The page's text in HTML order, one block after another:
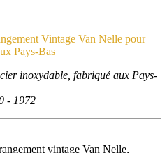
Vintage Van Nelle pour
Pays-Bas
inoxydable, fabriqué aux Pays-
- 1972
vintage Van Nelle,